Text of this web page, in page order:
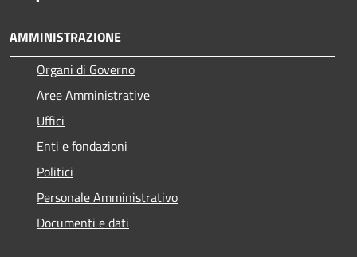
AMMINISTRAZIONE
Organi di Governo
Aree Amministrative
Uffici
Enti e fondazioni
Politici
Personale Amministrativo
Documenti e dati